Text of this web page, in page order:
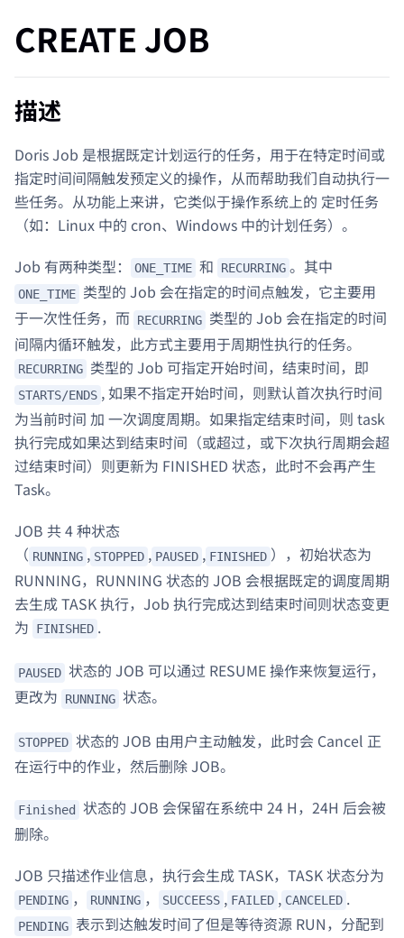
CREATE JOB
描述
Doris Job 是根据既定计划运行的任务，用于在特定时间或
指定时间间隔触发预定义的操作，从而帮助我们自动执行一
些任务。从功能上来讲，它类似于操作系统上的 定时任务
（如：Linux 中的 cron、Windows 中的计划任务）。
Job 有两种类型：
ONE_TIME 和 RECURRING 。其中
ONE_TIME 类型的 Job 会在指定的时间点触发，它主要用
于一次性任务，而
RECURRING 类型的 Job 会在指定的时间
间隔内循环触发，此方式主要用于周期性执行的任务。
RECURRING 类型的 Job 可指定开始时间，结束时间，即
STARTS/ENDS , 如果不指定开始时间，则默认首次执行时间
为当前时间 加 一次调度周期。如果指定结束时间，则 task
执行完成如果达到结束时间（或超过，或下次执行周期会超
过结束时间）则更新为 FINISHED 状态，此时不会再产生
Task。
JOB 共 4 种状态
（ RUNNING , STOPPED , PAUSED , FINISHED ），初始状态为
RUNNING，RUNNING 状态的 JOB 会根据既定的调度周期
去生成 TASK 执行，Job 执行完成达到结束时间则状态变更
为
FINISHED .
PAUSED 状态的 JOB 可以通过 RESUME 操作来恢复运行，
更改为
RUNNING 状态。
STOPPED 状态的 JOB 由用户主动触发，此时会 Cancel 正
在运行中的作业，然后删除 JOB。
Finished
状态的 JOB 会保留在系统中 24 H，24H 后会被
删除。
JOB 只描述作业信息，执行会生成 TASK，TASK 状态分为
PENDING ， RUNNING ， SUCCEESS , FAILED , CANCELED .
PENDING 表示到达触发时间了但是等待资源 RUN，分配到